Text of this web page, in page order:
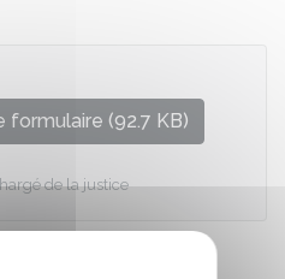
formulaire (92.7 KB)
de la justice